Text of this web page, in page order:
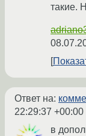
такие.
Ответ на:
22:29:37 +00:00
в